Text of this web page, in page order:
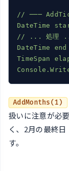
// ───
DateTime
//
... 処理
DateTime
end
TimeSpan
AddMonths(1)
扱いに注意が必
く、2月の最終
す。